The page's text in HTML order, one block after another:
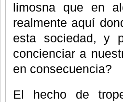
limosna que en
realmente aquí
esta sociedad, y
concienciar a
en consecuencia?
El hecho de